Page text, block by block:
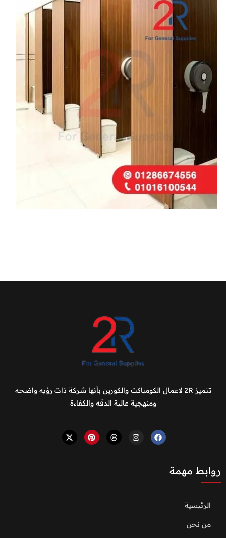
تتميز 2R لاعمال الكومباكت والكورين بأنها شركة ذات رؤيه واضحه
ومنهجية عالية الدقه والكفاءة
روابط مهمة
الرئيسية
من نحن